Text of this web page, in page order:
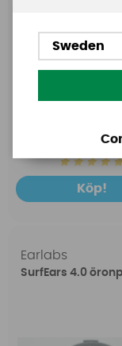
2399
Köp!
Earlabs
SurfEars 4.0
Sweden